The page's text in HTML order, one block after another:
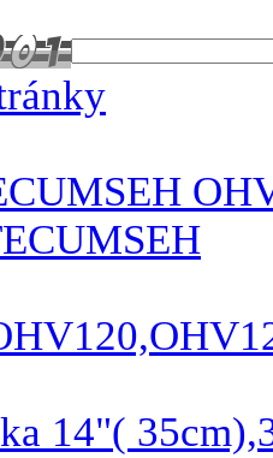
14"(